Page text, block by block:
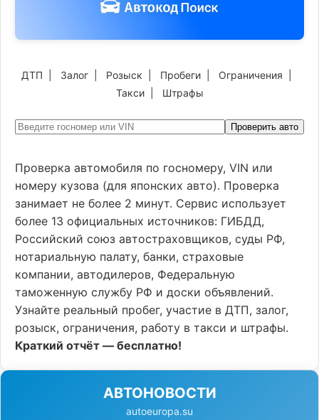
ДТП Залог Розыск Пробеги Ограничения
Такси| Штрафы
Проверить авто
Проверка автомобиля по госномеру, VIN или
номеру кузова (для японских авто). Проверка
занимает не более 2 минут. Сервис использует
более 13 официальных источников: ГИБДД,
Российский союз автостраховщиков, суды РФ,
нотариальную палату, банки, страховые
компании, автодилеров, Федеральную
таможенную службу РФ и доски объявлений.
Узнайте реальный пробег, участие в ДТП, залог,
розыск, ограничения, работу в такси и штрафы.
Краткий отчёт — бесплатно!
АВТОНОВОСТИ
autoeuropa.su